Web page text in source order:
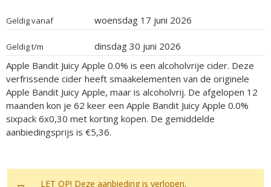
Geldig vanaf woensdag 17 juni 2026
Geldig t/m
dinsdag 30 juni 2026
Apple Bandit Juicy Apple 0.0% is een alcoholvrije cider. Deze
verfrissende cider heeft smaakelementen van de originele
Apple Bandit Juicy Apple, maar is alcoholvrij. De afgelopen 12
maanden kon je 62 keer een Apple Bandit Juicy Apple 0.0%
sixpack 6x0,30 met korting kopen. De gemiddelde
aanbiedingsprijs is €5,36.
LET OP! Deze aanbieding is verlopen.